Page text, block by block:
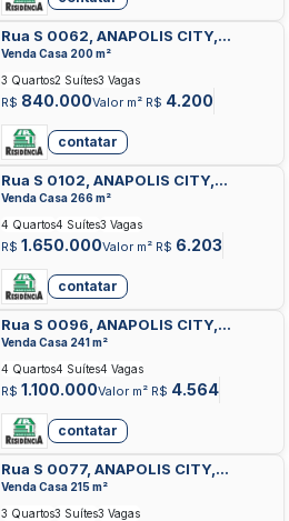
Rua S 0062, ANAPOLIS CITY,
ANAPOLIS
Venda Casa 200 m²
R$ 840.000Valor m² R$ 4.200
3 Quartos2 Suítes3 Vagas
contatar
Rua S 0102, ANAPOLIS CITY,
ANAPOLIS
Venda Casa 266 m²
R$ 1.650.000Valor m² R$ 6.203
4 Quartos4 Suítes3 Vagas
contatar
Rua S 0096, ANAPOLIS CITY,
ANAPOLIS
Venda Casa 241 m²
R$ 1.100.000Valor m² R$ 4.564
4 Quartos4 Suítes4 Vagas
contatar
Rua S 0077, ANAPOLIS CITY,
ANAPOLIS
Venda Casa 215 m²
3 Quartos3 Suítes3 Vagas